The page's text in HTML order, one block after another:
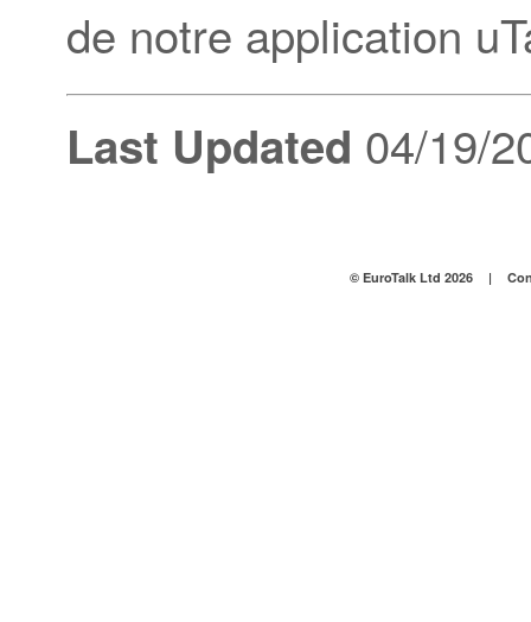
de notre application
Last Updated 04/19/
© EuroTalk Ltd 2026 |